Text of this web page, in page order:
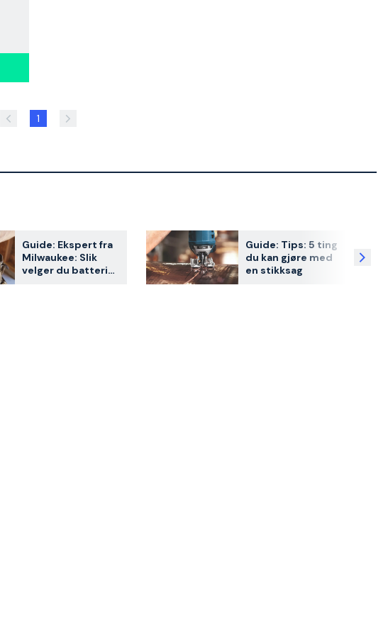
1
Guide: Ekspert fra
Milwaukee: Slik
velger du batterier
Guide: Tips: 5 ting
du kan gjøre med
en stikksag